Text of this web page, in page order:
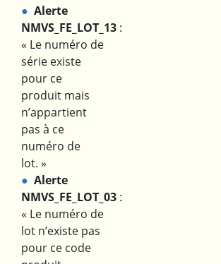
Alerte
NMVS_FE_LOT_13 :
« Le numéro de
série existe
pour ce
produit mais
n’appartient
pas à ce
numéro de
lot. »
Alerte
NMVS_FE_LOT_03 :
« Le numéro de
lot n’existe pas
pour ce code